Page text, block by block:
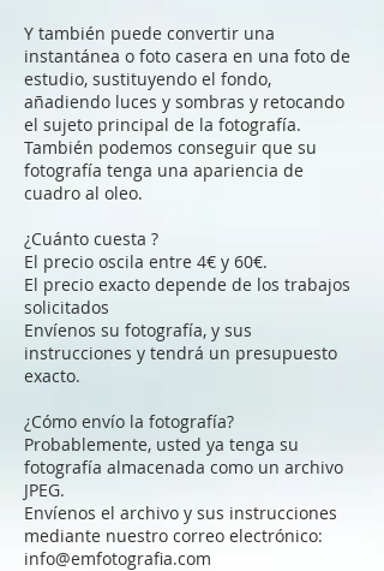
Y también puede convertir una
instantánea o foto casera en una foto de
estudio, sustituyendo el fondo,
añadiendo luces y sombras y retocando
el sujeto principal de la fotografía.
También podemos conseguir que su
fotografía tenga una apariencia de
cuadro al oleo.
¿Cuánto cuesta ?
El precio oscila entre 4€ y 60€.
El precio exacto depende de los trabajos
solicitados
Envíenos su fotografía, y sus
instrucciones y tendrá un presupuesto
exacto.
¿Cómo envío la fotografía?
Probablemente, usted ya tenga su
fotografía almacenada como un archivo
JPEG.
Envíenos el archivo y sus instrucciones
mediante nuestro correo electrónico:
info@emfotografia.com